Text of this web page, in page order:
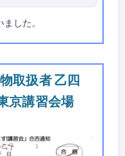
した。
取扱者 乙四
京講習会場